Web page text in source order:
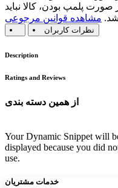
پلمپ بودن، کالا نباید
مشاهده قوانین مرجوعی
نظرات کاربران
Description
Ratings and Reviews
از همین دسته بندی
Your Dynamic Snippet will
displayed because you did
use.
خدمات مشتریان